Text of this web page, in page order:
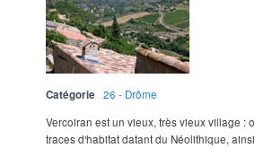
Catégorie
26 - Drôme
Vercoiran est un vieux, très vieux village :
traces d'habitat datant du Néolithique,